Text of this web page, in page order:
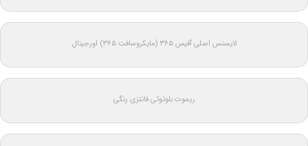
لایسنس اصلی آفیس ۳۶۵ (مایکروسافت ۳۶۵) اورجینال
ریموت بلوتوثی فانتزی رنگی